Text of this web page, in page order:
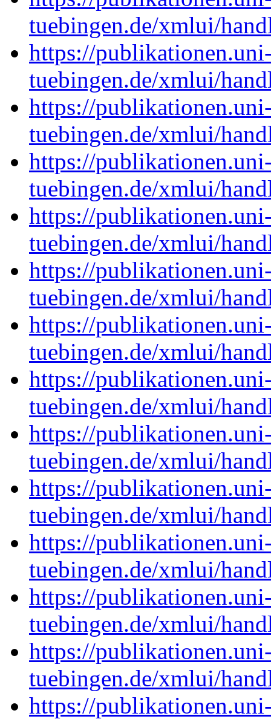
tuebingen.de/xmlui/
https://
tuebingen.de/xmlui/
https://
tuebingen.de/xmlui/
https://
tuebingen.de/xmlui/
https://
tuebingen.de/xmlui/
https://
tuebingen.de/xmlui/
https://
tuebingen.de/xmlui/
https://
tuebingen.de/xmlui/
https://
tuebingen.de/xmlui/
https://
tuebingen.de/xmlui/
https://
tuebingen.de/xmlui/
https://
tuebingen.de/xmlui/
https://
tuebingen.de/xmlui/
https://